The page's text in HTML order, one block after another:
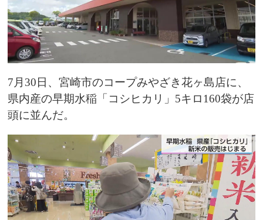
7月30日、宮崎市のコープみやざき花ヶ島店に、
県内産の早期水稲「コシヒカリ」5キロ160袋が店
頭に並んだ。